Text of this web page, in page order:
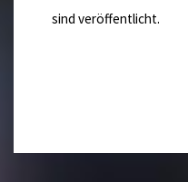
sind veröffentlicht.